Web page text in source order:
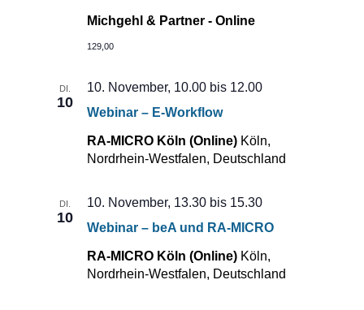
Michgehl & Partner - Online
129,00
DI.
10
Webinar – E-Workflow
10. November, 10.00 bis 12.00
RA-MICRO Köln (Online) Köln,
Nordrhein-Westfalen, Deutschland
DI.
10
Webinar – beA und RA-MICRO
10. November, 13.30 bis 15.30
RA-MICRO Köln (Online) Köln,
Nordrhein-Westfalen, Deutschland